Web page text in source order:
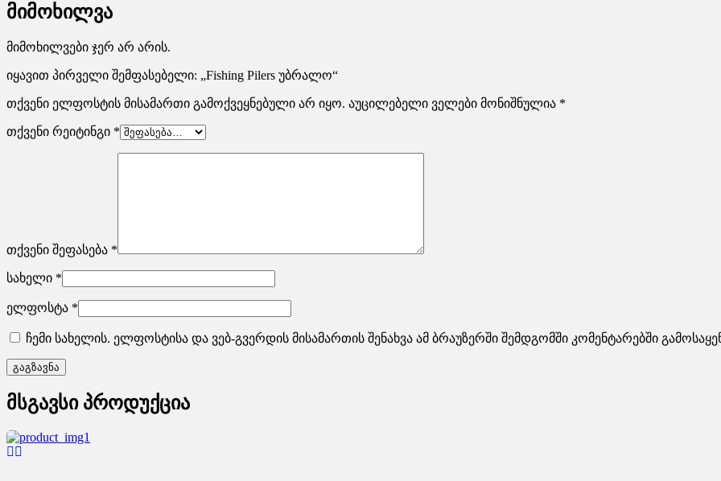
მიმოხილვა
მიმოხილვები ჯერ არ არის.
იყავით პირველი შემფასებელი: „Fishing Pilers უბრალო“
თქვენი ელფოსტის მისამართი გამოქვეყნებული არ იყო. აუცილებელი ველები მონიშნულია *
თქვენი რეიტინგი *
თქვენი შეფასება *
სახელი *
ელფოსტა *
ჩემი სახელის. ელფოსტისა და ვებ-გვერდის მისამართის შენახვა ამ ბრაუზერში შემდგომში კომენტარებში
მსგავსი პროდუქცია